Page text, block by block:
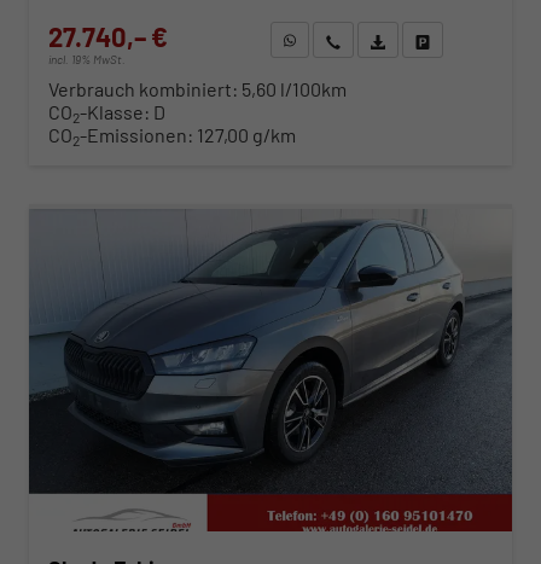
27.740,– €
incl. 19% MwSt.
WhatsApp anfragen
Wir rufen Sie anFahrzeugexposé (PDF)
Verbrauch kombiniert: 5,60 l/100km
CO2-Klasse: D
CO2-Emissionen: 127,00 g/km